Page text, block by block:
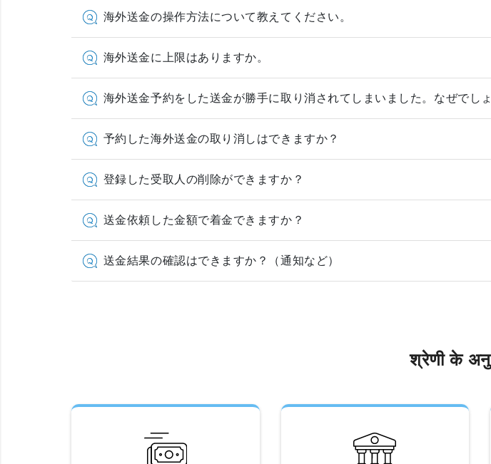
海外送金の操作方法について教えてください。
海外送金に上限はありますか。
海外送金予約をした送金が勝手に取り消されてしまいました。なぜでし
予約した海外送金の取り消しはできますか？
登録した受取人の削除ができますか？
送金依頼した金額で着金できますか？
送金結果の確認はできますか？（通知など）
श्रेणी के